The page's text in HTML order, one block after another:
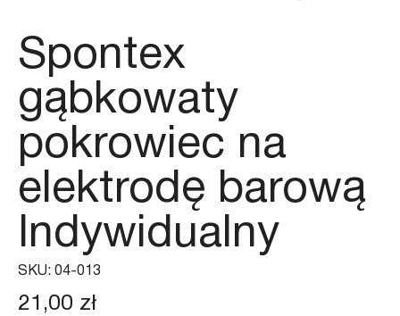
Spontex
gąbkowaty
pokrowiec na
elektrodę barową
Indywidualny
SKU: SKU
04-
04-013
Cena
21,00 zł